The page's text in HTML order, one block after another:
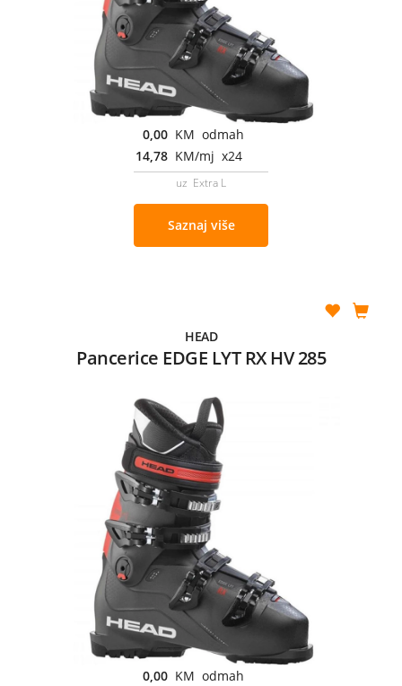
0,00 KM odmah
14,78 KM/mj x24
uz Extra L
Saznaj više
HEAD
Pancerice EDGE LYT RX HV 285
0,00 KM odmah